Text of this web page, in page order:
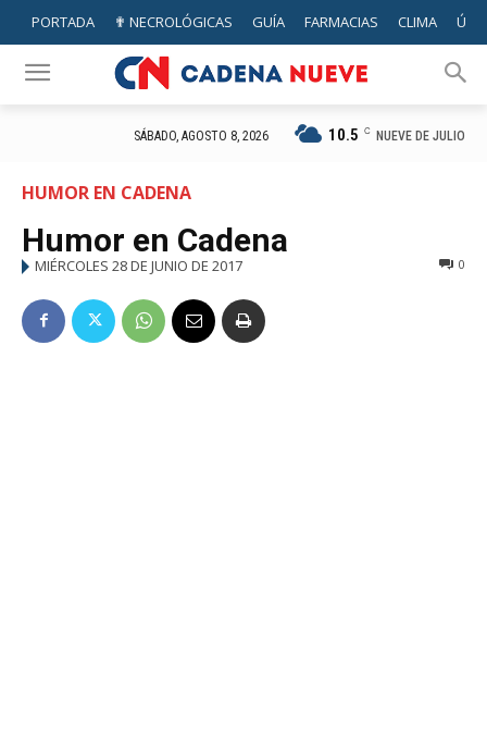
PORTADA ✟ NECROLÓGICAS GUÍA FARMACIAS CLIMA
SÁBADO, AGOSTO 8, 2026 10.5 C NUEVE DE JULIO
HUMOR EN CADENA
Humor en Cadena
MIÉRCOLES 28 DE JUNIO DE 2017 0